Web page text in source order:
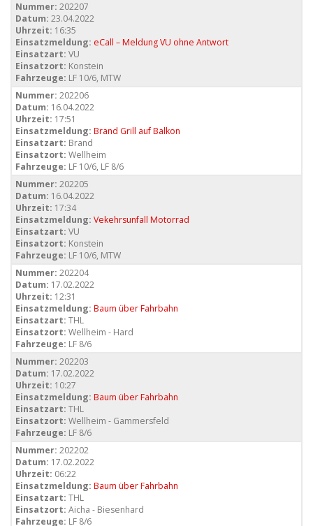
Nummer: 202207
Datum: 23.04.2022
Uhrzeit: 16:35
Einsatzmeldung: eCall – Meldung VU ohne Antwort
Einsatzart: VU
Einsatzort: Konstein
Fahrzeuge: LF 10/6, MTW
Nummer: 202206
Datum: 16.04.2022
Uhrzeit: 17:51
Einsatzmeldung: Brand Grill auf Balkon
Einsatzart: Brand
Einsatzort: Wellheim
Fahrzeuge: LF 10/6, LF 8/6
Nummer: 202205
Datum: 16.04.2022
Uhrzeit: 17:34
Einsatzmeldung: Vekehrsunfall Motorrad
Einsatzart: VU
Einsatzort: Konstein
Fahrzeuge: LF 10/6, MTW
Nummer: 202204
Datum: 17.02.2022
Uhrzeit: 12:31
Einsatzmeldung: Baum über Fahrbahn
Einsatzart: THL
Einsatzort: Wellheim - Hard
Fahrzeuge: LF 8/6
Nummer: 202203
Datum: 17.02.2022
Uhrzeit: 10:27
Einsatzmeldung: Baum über Fahrbahn
Einsatzart: THL
Einsatzort: Wellheim - Gammersfeld
Fahrzeuge: LF 8/6
Nummer: 202202
Datum: 17.02.2022
Uhrzeit: 06:22
Einsatzmeldung: Baum über Fahrbahn
Einsatzart: THL
Einsatzort: Aicha - Biesenhard
Fahrzeuge: LF 8/6